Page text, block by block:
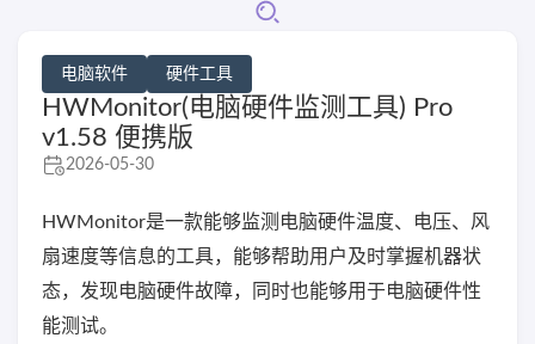
电脑软件 硬件工具
HWMonitor(电脑硬件监测工具) Pro
v1.58 便携版
2026-05-30
HWMonitor是一款能够监测电脑硬件温度、电压、风
扇速度等信息的工具，能够帮助用户及时掌握机器状
态，发现电脑硬件故障，同时也能够用于电脑硬件性
能测试。